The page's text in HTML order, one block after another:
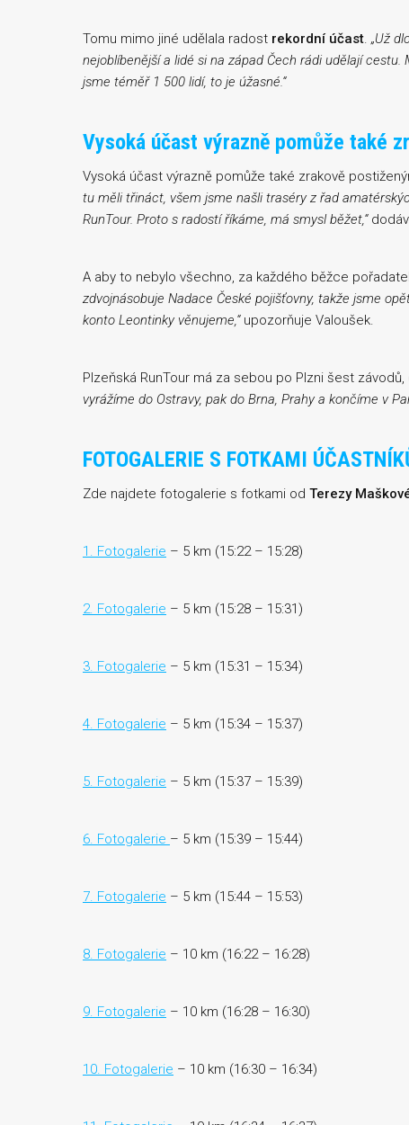
Tomu mimo jiné udělala radost rekordní účast. „Už
nejoblíbenější a lidé si na západ Čech rádi udělají
jsme téměř 1 500 lidí, to je úžasné.“
Vysoká účast výrazně pomůže také
Vysoká účast výrazně pomůže také zrakově
tu měli třináct, všem jsme našli traséry z řad
RunTour. Proto s radostí říkáme, má smysl běžet,“
A aby to nebylo všechno, za každého běžce
zdvojnásobuje Nadace České pojišťovny, takže jsme
konto Leontinky věnujeme,“upozorňuje Valoušek.
Plzeňská RunTour má za sebou po Plzni šest
vyrážíme do Ostravy, pak do Brna, Prahy a končíme v
FOTOGALERIE S FOTKAMI
Zde najdete fotogalerie s fotkami od Terezy
1. Fotogalerie – 5 km (15:22 – 15:28)
2. Fotogalerie – 5 km (15:28 – 15:31)
3. Fotogalerie – 5 km (15:31 – 15:34)
4. Fotogalerie – 5 km (15:34 – 15:37)
5. Fotogalerie – 5 km (15:37 – 15:39)
6. Fotogalerie – 5 km (15:39 – 15:44)
7. Fotogalerie – 5 km (15:44 – 15:53)
8. Fotogalerie – 10 km (16:22 – 16:28)
9. Fotogalerie – 10 km (16:28 – 16:30)
10. Fotogalerie – 10 km (16:30 – 16:34)